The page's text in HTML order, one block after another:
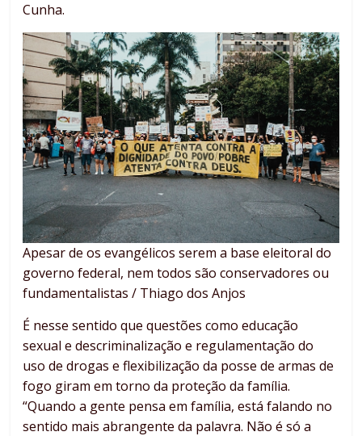
Cunha.
Apesar de os evangélicos serem a base eleitoral do
governo federal, nem todos são conservadores ou
fundamentalistas / Thiago dos Anjos
É nesse sentido que questões como educação
sexual e descriminalização e regulamentação do
uso de drogas e flexibilização da posse de armas de
fogo giram em torno da proteção da família.
“Quando a gente pensa em família, está falando no
sentido mais abrangente da palavra. Não é só a